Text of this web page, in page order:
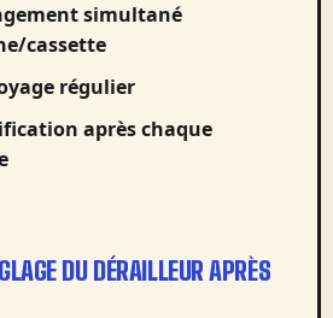
simultané
cassette
régulier
après chaque
DU DÉRAILLEUR APRÈS